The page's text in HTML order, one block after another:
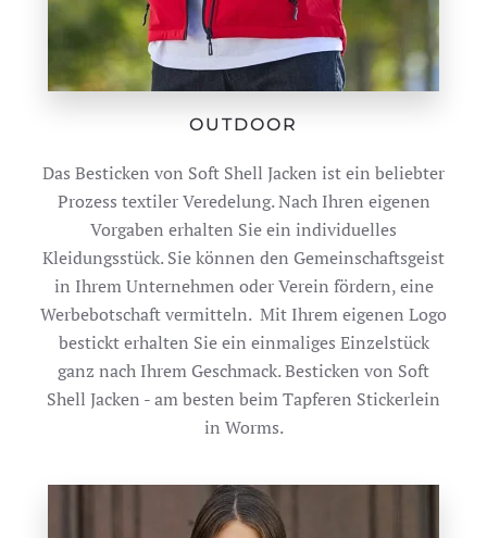
OUTDOOR
Das Besticken von Soft Shell Jacken ist ein beliebter
Prozess textiler Veredelung. Nach Ihren eigenen
Vorgaben erhalten Sie ein individuelles
Kleidungsstück. Sie können den Gemeinschaftsgeist
in Ihrem Unternehmen oder Verein fördern, eine
Werbebotschaft vermitteln. Mit Ihrem eigenen Logo
bestickt erhalten Sie ein einmaliges Einzelstück
ganz nach Ihrem Geschmack. Besticken von Soft
Shell Jacken - am besten beim Tapferen Stickerlein
in Worms.